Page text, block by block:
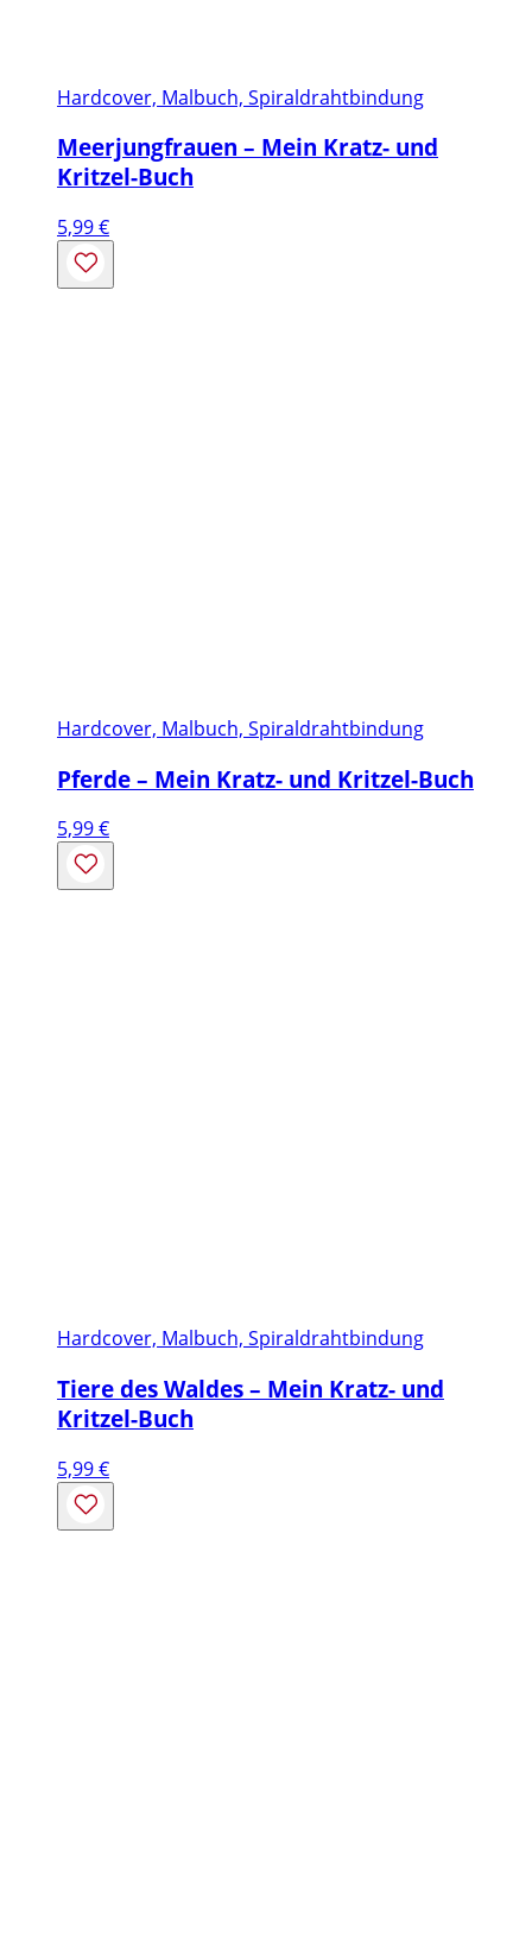
Hardcover, Malbuch, Spiraldrahtbindung
Meerjungfrauen – Mein Kratz- und
Kritzel-Buch
5,99€
Hardcover, Malbuch, Spiraldrahtbindung
Pferde – Mein Kratz- und Kritzel-Buch
5,99€
Hardcover, Malbuch, Spiraldrahtbindung
Tiere des Waldes – Mein Kratz- und
Kritzel-Buch
5,99€